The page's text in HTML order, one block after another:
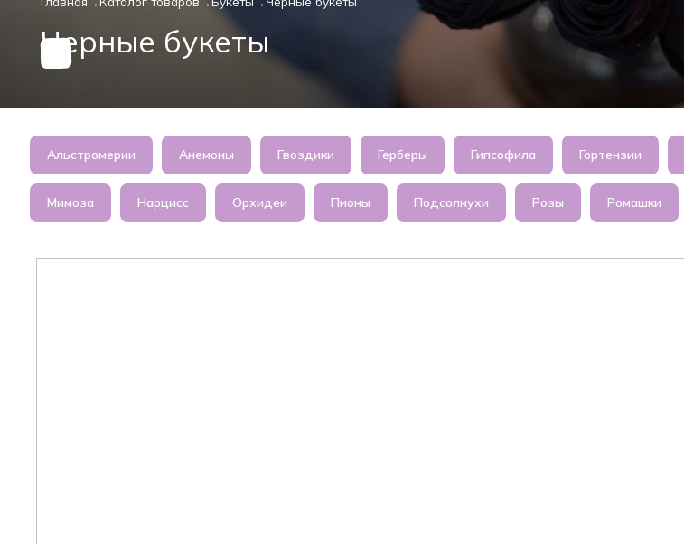
Альстромерии Анемоны Гвоздики Герберы Гипсофила Гортензии
Мимоза Нарцисс Орхидеи Пионы Подсолнухи Розы Ромашки